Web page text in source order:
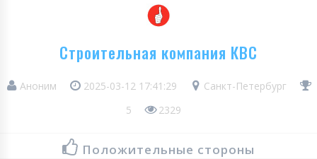
Строительная компания КВС
Аноним 2025-03-12 17:41:29
Санкт-Петербург
5
2329
Положительные стороны